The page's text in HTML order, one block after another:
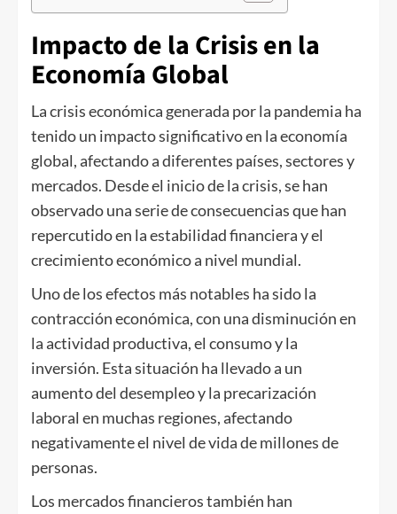
Impacto de la Crisis en la
Economía Global
La crisis económica generada por la pandemia ha
tenido un impacto significativo en la economía
global, afectando a diferentes países, sectores y
mercados. Desde el inicio de la crisis, se han
observado una serie de consecuencias que han
repercutido en la estabilidad financiera y el
crecimiento económico a nivel mundial.
Uno de los efectos más notables ha sido la
contracción económica, con una disminución en
la actividad productiva, el consumo y la
inversión. Esta situación ha llevado a un
aumento del desempleo y la precarización
laboral en muchas regiones, afectando
negativamente el nivel de vida de millones de
personas.
Los mercados financieros también han